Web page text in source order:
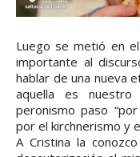
Luego se metió en
importante al
hablar de una nueva
aquella es
peronismo paso
por el kirchnerismo y
A Cristina la